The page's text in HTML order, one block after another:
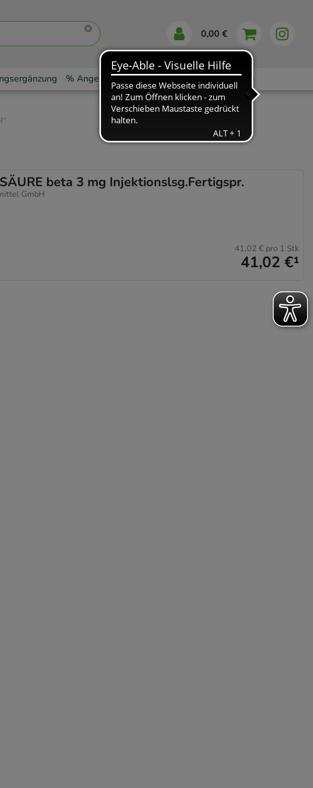
0,00 €
% Angebote Markenshops Ratgeber App
“
beta 3 mg Injektionslsg.Fertigspr.
GmbH
41,02 €¹
41,02 € pro 1 Stk